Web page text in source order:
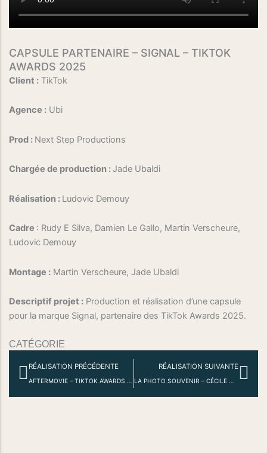
CAPSULE PARTENAIRE – SIGNAL – TIKTOK
AWARDS 2025
Client : TikTok
Agence : Ubi
Prod : Next Step Productions
Chargée de production : Jade Ubaldi
Réalisation : Ludovic Demouy
Cadre : Rudy E Silva, Damien Le Gallo, Martin Verscheure,
Ludovic Demouy
Montage : Martin Verscheure, Jade Ubaldi
Descriptif projet : Production et réalisation d’une capsule
pour la marque Signal, partenaire des TikTok Awards 2025.
CATÉGORIE
Précédent
RÉALISATION PRÉCÉDENTE
AFTERMOVIE – TIKTOK AWARDS 2025
RÉALISATION SUIVANTE
LA PHOTO SOUVENIR – CÉCILE WOLFROM